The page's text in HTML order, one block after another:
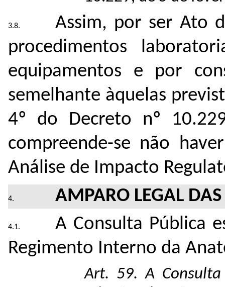
Assim, por ser Ato
procedimentos
equipamentos e por
semelhante àquelas
4º do Decreto nº
compreende-se não
Análise de Impacto
AMPARO LEGAL
A Consulta Pública
Regimento Interno da
Art. 59. A